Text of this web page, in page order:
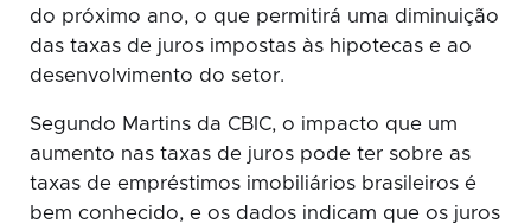
do próximo ano, o que permitirá uma diminuição
das taxas de juros impostas às hipotecas e ao
desenvolvimento do setor.
Segundo Martins da CBIC, o impacto que um
aumento nas taxas de juros pode ter sobre as
taxas de empréstimos imobiliários brasileiros é
bem conhecido, e os dados indicam que os juros